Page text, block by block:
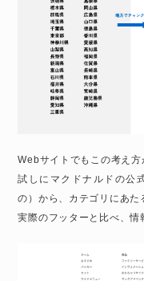
Webサイトでもこの考え方
試しにマクドナルドの公
の）から、カテゴリにあた
実際のフッターと比べ、情